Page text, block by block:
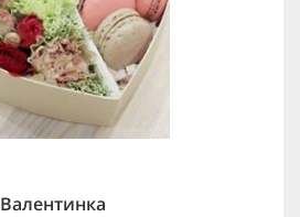
Валентинка